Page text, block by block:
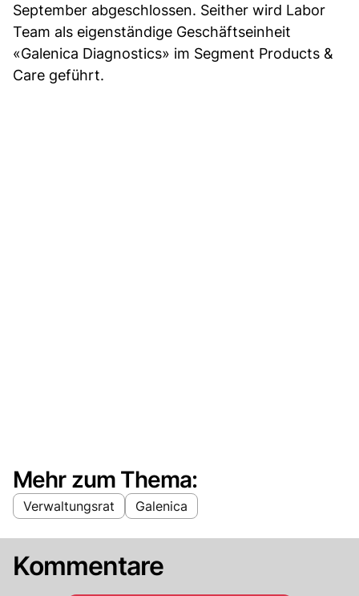
September abgeschlossen. Seither wird Labor
Team als eigenständige Geschäftseinheit
«Galenica Diagnostics» im Segment Products &
Care geführt.
Mehr zum Thema:
Verwaltungsrat Galenica
Kommentare